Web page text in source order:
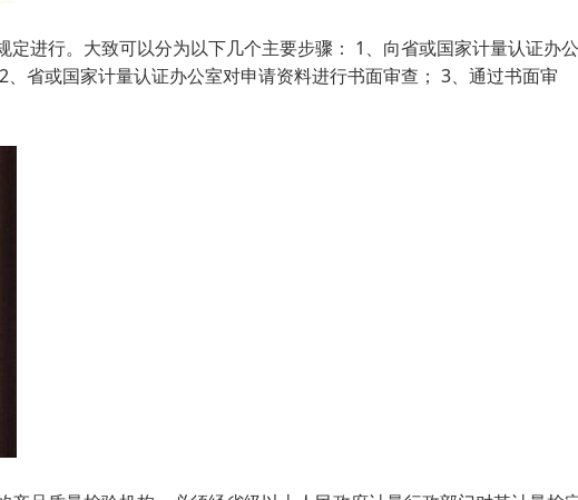
进行。大致可以分为以下几个主要步骤： 1、向省或国家计量认证办
省或国家计量认证办公室对申请资料进行书面审查； 3、通过书面审